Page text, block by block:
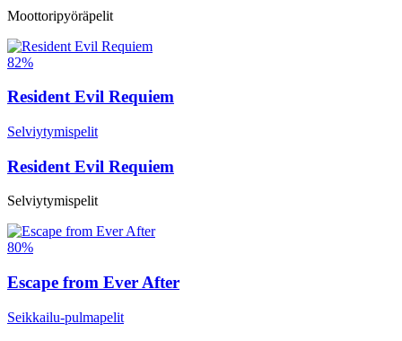
Moottoripyöräpelit
82%
Resident Evil Requiem
Selviytymispelit
Resident Evil Requiem
Selviytymispelit
80%
Escape from Ever After
Seikkailu-pulmapelit